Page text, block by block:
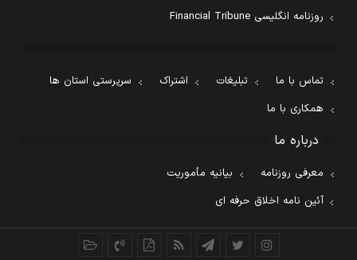
روزنامه انگلیسی Financial Tribune
تماس با ما تبلیغات اشتراک
سرپرستی استان ها
همکاری با ما
درباره ما
معرفی روزنامه
بیانیه مأموریت
آئین نامه اخلاق حرفه ای